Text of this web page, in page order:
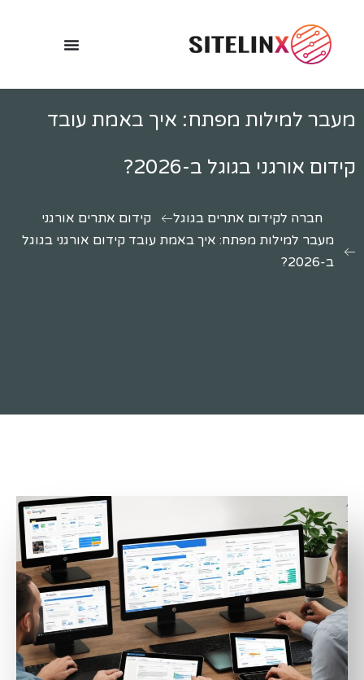
מעבר למילות מפתח: איך באמת עובד
קידום אורגני בגוגל ב-2026?
חברה לקידום אתרים בגוגל
קידום אתרים אורגני
מעבר למילות מפתח: איך באמת עובד קידום אורגני בגוגל
ב-2026?